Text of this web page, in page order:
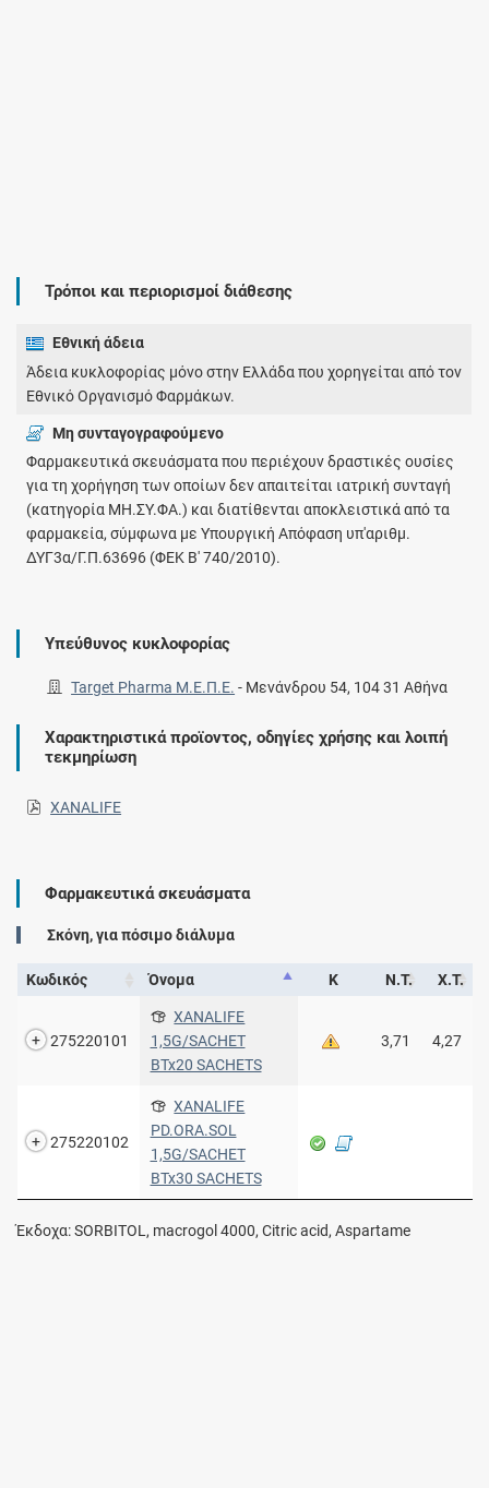
Τρόποι και περιορισμοί διάθεσης
Εθνική άδεια
Άδεια κυκλοφορίας μόνο στην Ελλάδα που χορηγείται από τον
Εθνικό Οργανισμό Φαρμάκων.
Μη συνταγογραφούμενο
Φαρμακευτικά σκευάσματα που περιέχουν δραστικές ουσίες
για τη χορήγηση των οποίων δεν απαιτείται ιατρική συνταγή
(κατηγορία ΜΗ.ΣΥ.ΦΑ.) και διατίθενται αποκλειστικά από τα
φαρμακεία, σύμφωνα με Υπουργική Απόφαση υπ'αριθμ.
ΔΥΓ3α/Γ.Π.63696 (ΦΕΚ Β' 740/2010).
Υπεύθυνος κυκλοφορίας
Target Pharma Μ.Ε.Π.Ε. - Μενάνδρου 54, 104 31 Αθήνα
Χαρακτηριστικά προϊοντος, οδηγίες χρήσης και λοιπή
τεκμηρίωση
XANALIFE
Φαρμακευτικά σκευάσματα
Σκόνη, για πόσιμο διάλυμα
Κωδικός Όνομα Κ Ν.Τ. Χ.Τ.
275220101
XANALIFE
1,5G/SACHET
BTx20 SACHETS
3,71 4,27
275220102
XANALIFE
PD.ORA.SOL
1,5G/SACHET
BTx30 SACHETS
Έκδοχα: SORBITOL, macrogol 4000, Citric acid, Aspartame